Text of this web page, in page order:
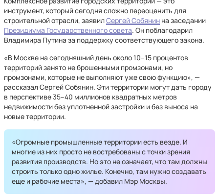
инструмент, который сегодня сложно переоценить для
строительной отрасли, заявилСергей Собянин на заседании
Президиума Государственного совета. Он поблагодарил
Владимира Путина за поддержку соответствующего закона.
«В Москве на сегодняшний день около 10–15 процентов
территорий занято не брошенными промзонами, но
промзонами, которые не выполняют уже свою функцию», —
рассказал Сергей Собянин. Эти территории могут дать городу
в перспективе 35–40 миллионов квадратных метров
недвижимости без уплотненной застройки и без выноса на
новые территории.
«Огромные промышленные территории есть везде. И
многие из них просто не востребованы с точки зрения
развития производств. Но это не означает, что там должны
строить только одно жилье. Конечно, там нужно создавать
еще и рабочие места», — добавил Мэр Москвы.